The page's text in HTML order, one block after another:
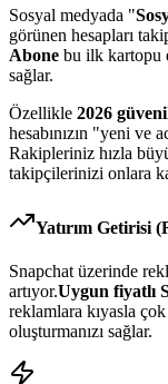
Sosyal medyada "
görünen hesapları
Abone bu ilk kartopu
sağlar.
Özellikle 2026
hesabınızın "yeni ve
Rakipleriniz hızla
takipçilerinizi onlara
Yatırım Getirisi
Snapchatüzerinde
artıyor.Uygun fiyatlı
reklamlara kıyasla
oluşturmanızı sağlar.